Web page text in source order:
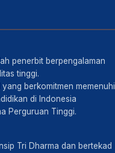
penerbit berpengalaman
tinggi.
berkomitmen memenuhi
di Indonesia
Perguruan Tinggi.
Tri Dharma dan bertekad